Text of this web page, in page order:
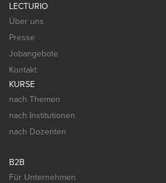
LECTURIO
Über uns
Presse
Jobangebote
Kontakt
KURSE
nach Themen
nach Institutionen
nach Dozenten
B2B
Für Unternehmen